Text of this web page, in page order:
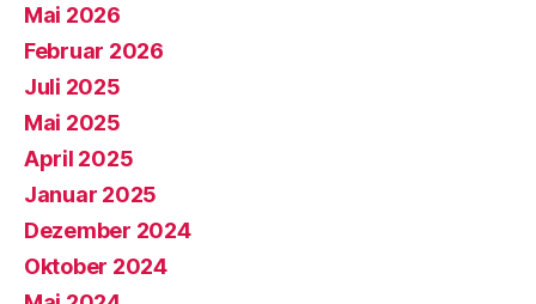
Mai 2026
Februar 2026
Juli 2025
Mai 2025
April 2025
Januar 2025
Dezember 2024
Oktober 2024